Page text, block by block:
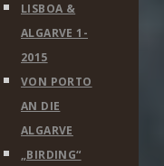
LISBOA &
ALGARVE 1-
2015
VON PORTO
AN DIE
ALGARVE
„BIRDING“